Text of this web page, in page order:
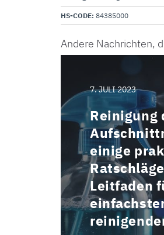
HS-CODE: 84385000
Andere Nachrichten,
7. JULI 2023
Reinigung
einige
Leitfaden